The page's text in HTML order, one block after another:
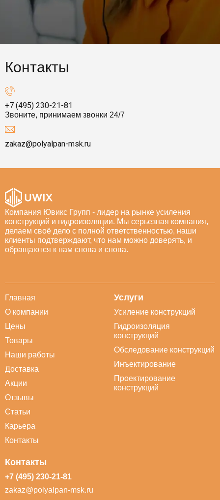
Контакты
+7 (495) 230-21-81
Звоните, принимаем звонки 24/7
zakaz@polyalpan-msk.ru
Компания Ювикс Групп - лидер на рынке усиления
конструкций и гидроизоляции. Мы серьезная компания,
делаем своё дело с полной ответственностью, наши
клиенты подтверждают, что нам можно доверять, и
обращаются к нам снова и снова.
Главная
О компании
Цены
Товары
Наши работы
Доставка
Акции
Отзывы
Статьи
Карьера
Контакты
Услуги
Усиление конструкций
Гидроизоляция
конструкций
Обследование конструкций
Инъектирование
Проектирование
конструкций
Контакты
+7 (495) 230-21-81
zakaz@polyalpan-msk.ru